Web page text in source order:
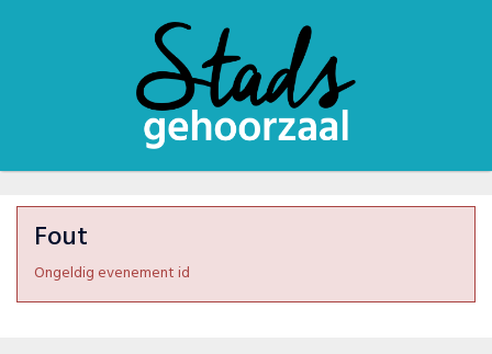
Fout
Ongeldig evenement id